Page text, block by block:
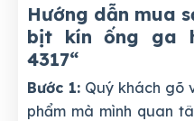
Hướng dẫn mua
bịt kín ống ga
4317“
Bước 1:Quý khách gõ
phẩm mà mình quan